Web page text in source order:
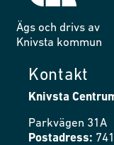
Ägs och drivs av
Knivsta kommun
Kontakt
Knivsta
Parkvägen 31A
Postadress: